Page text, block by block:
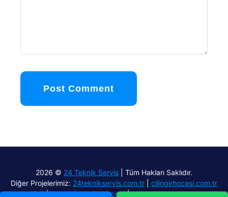
Post Comment
2026 © 24 Teknik Servis | Tüm Hakları Saklıdır.
Diğer Projelerimiz: 24teknikservis.com.tr
cilingirhocasi.com.tr
|aydinefelercilingir.com|airmach.com.tr